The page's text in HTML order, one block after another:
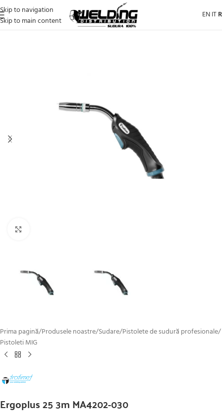
Skip to navigation
Skip to main content
ENIT
Prima pagină/Produsele noastre/Sudare/Pistolete de sudură profesionale/
Pistoleti MIG
Ergoplus 25 3m MA4202-030